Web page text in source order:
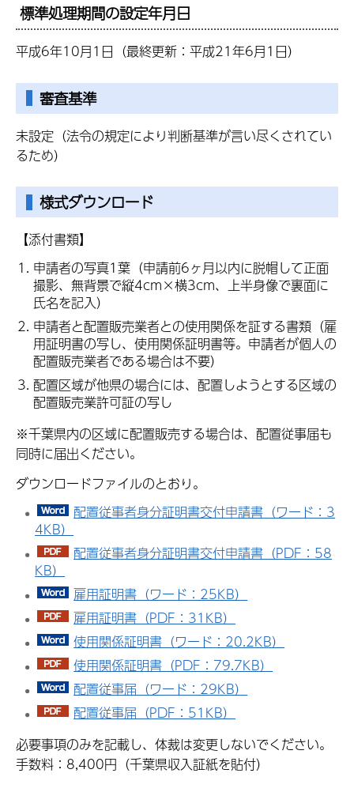
標準処理期間の設定年月日
平成6年10月1日（最終更新：平成21年6月1日）
審査基準
未設定（法令の規定により判断基準が言い尽くされてい
るため）
様式ダウンロード
【添付書類】
申請者の写真1葉（申請前6ヶ月以内に脱帽して正面
撮影、無背景で縦4cm×横3cm、上半身像で裏面に
氏名を記入）
申請者と配置販売業者との使用関係を証する書類（雇
用証明書の写し、使用関係証明書等。申請者が個人の
配置販売業者である場合は不要）
配置区域が他県の場合には、配置しようとする区域の
配置販売業許可証の写し
※千葉県内の区域に配置販売する場合は、配置従事届も
同時に届出ください。
ダウンロードファイルのとおり。
配置従事者身分証明書交付申請書（ワード：3
4KB）
配置従事者身分証明書交付申請書（PDF：58
KB）
雇用証明書（ワード：25KB）
雇用証明書（PDF：31KB）
使用関係証明書（ワード：20.2KB）
使用関係証明書（PDF：79.7KB）
配置従事届（ワード：29KB）
配置従事届（PDF：51KB）
必要事項のみを記載し、体裁は変更しないでください。
手数料：8,400円（千葉県収入証紙を貼付）